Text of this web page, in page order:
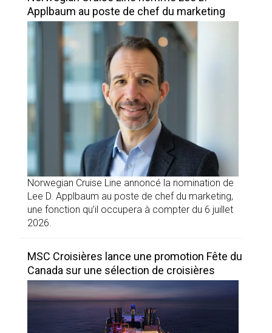
Applbaum au poste de chef du marketing
Norwegian Cruise Line annoncé la nomination de
Lee D. Applbaum au poste de chef du marketing,
une fonction qu’il occupera à compter du 6 juillet
2026.
MSC Croisières lance une promotion Fête du
Canada sur une sélection de croisières